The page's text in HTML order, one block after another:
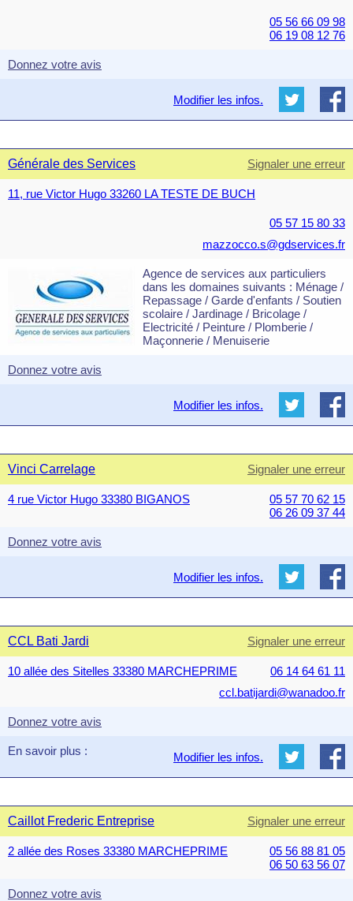
05 56 66 09 98
06 19 08 12 76
Donnez votre avis
Modifier les infos.
Générale des Services Signaler une erreur
11, rue Victor Hugo 33260 LA TESTE DE BUCH
05 57 15 80 33
mazzocco.s@gdservices.fr
Agence de services aux particuliers
dans les domaines suivants : Ménage /
Repassage / Garde d'enfants / Soutien
scolaire / Jardinage / Bricolage /
Electricité / Peinture / Plomberie /
Maçonnerie / Menuiserie
Donnez votre avis
Modifier les infos.
Vinci Carrelage Signaler une erreur
4 rue Victor Hugo 33380 BIGANOS
05 57 70 62 15
06 26 09 37 44
Donnez votre avis
Modifier les infos.
CCL Bati Jardi Signaler une erreur
10 allée des Sitelles 33380 MARCHEPRIME
06 14 64 61 11
ccl.batijardi@wanadoo.fr
Donnez votre avis
En savoir plus : Modifier les infos.
Caillot Frederic Entreprise Signaler une erreur
2 allée des Roses 33380 MARCHEPRIME
05 56 88 81 05
06 50 63 56 07
Donnez votre avis